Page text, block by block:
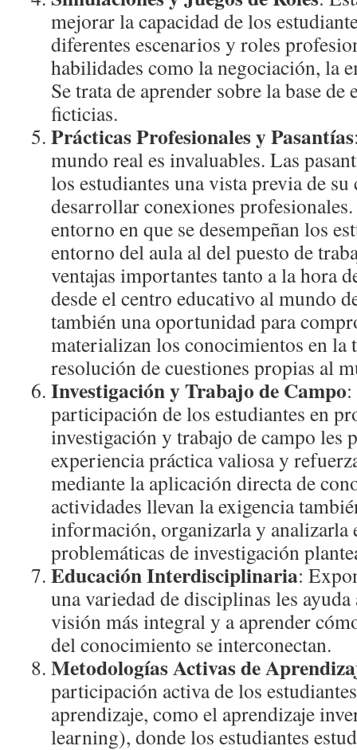
mejorar la capacidad de los
diferentes escenarios y roles
habilidades como la negociación, la
Se trata de aprender sobre la base de
ficticias.
Prácticas Profesionales y Pasantías
mundo real es invaluables. Las
los estudiantes una vista previa de
desarrollar conexiones
entorno en que se desempeñan los
entorno del aula al del puesto de
ventajas importantes tanto a la hora
desde el centro educativo al mundo
también una oportunidad para
materializan los conocimientos en la
resolución de cuestiones propias al
Investigación y Trabajo de Campo
participación de los estudiantes en
investigación y trabajo de campo les
experiencia práctica valiosa y
mediante la aplicación directa de
actividades llevan la exigencia
información, organizarla y analizarla
problemáticas de investigación
Educación Interdisciplinaria:
una variedad de disciplinas les
visión más integral y a aprender
del conocimiento se interconectan.
Metodologías Activas de
participación activa de los
aprendizaje, como el aprendizaje
learning), donde los estudiantes